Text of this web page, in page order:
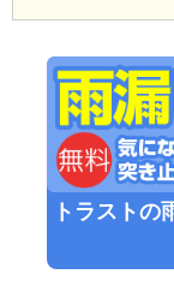
トラストの